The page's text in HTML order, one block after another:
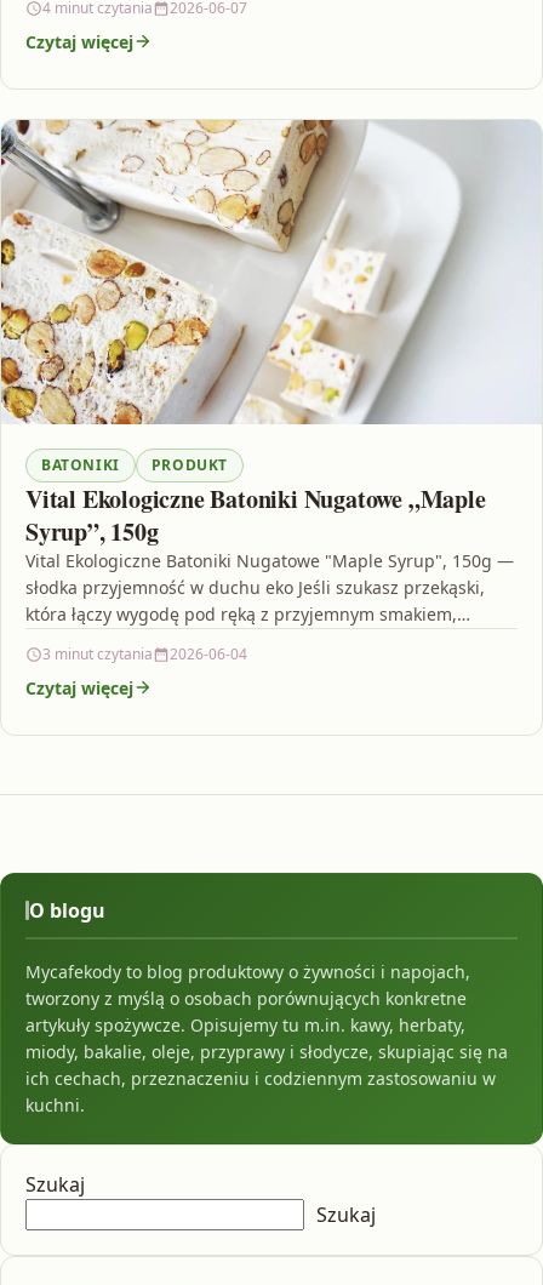
4 minut czytania 2026-06-07
Czytaj więcej
BATONIKI PRODUKT
Vital Ekologiczne Batoniki Nugatowe „Maple
Syrup”, 150g
Vital Ekologiczne Batoniki Nugatowe "Maple Syrup", 150g —
słodka przyjemność w duchu eko Jeśli szukasz przekąski,
która łączy wygodę pod ręką z przyjemnym smakiem,…
3 minut czytania 2026-06-04
Czytaj więcej
O blogu
Mycafekody to blog produktowy o żywności i napojach,
tworzony z myślą o osobach porównujących konkretne
artykuły spożywcze. Opisujemy tu m.in. kawy, herbaty,
miody, bakalie, oleje, przyprawy i słodycze, skupiając się na
ich cechach, przeznaczeniu i codziennym zastosowaniu w
kuchni.
Szukaj
Szukaj